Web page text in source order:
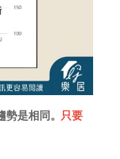
是相同。 只要